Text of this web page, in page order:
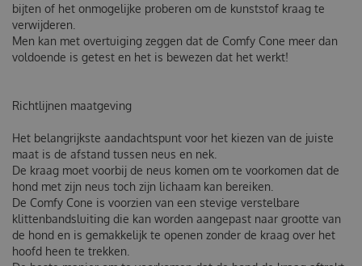
bijten of het onmogelijke proberen om de kunststof kraag te
verwijderen.
Men kan met overtuiging zeggen dat de Comfy Cone meer dan
voldoende is getest en het is bewezen dat het werkt!
Richtlijnen maatgeving
Het belangrijkste aandachtspunt voor het kiezen van de juiste
maat is de afstand tussen neus en nek.
De kraag moet voorbij de neus komen om te voorkomen dat de
hond met zijn neus toch zijn lichaam kan bereiken.
De Comfy Cone is voorzien van een stevige verstelbare
klittenbandsluiting die kan worden aangepast naar grootte van
de hond en is gemakkelijk te openen zonder de kraag over het
hoofd heen te trekken.